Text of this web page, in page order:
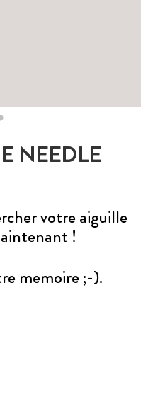
NEEDLE
votre aiguille
!
memoire ;-).